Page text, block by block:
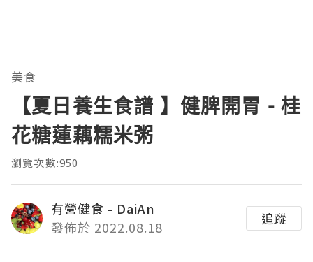
美食
【夏日養生食譜 】健脾開胃 - 桂
花糖蓮藕糯米粥
瀏覽次數:950
有營健食 - DaiAn
發佈於 2022.08.18
追蹤